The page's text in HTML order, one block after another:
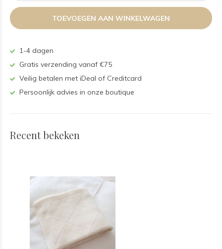
TOEVOEGEN AAN WINKELWAGEN
1-4 dagen
Gratis verzending vanaf €75
Veilig betalen met iDeal of Creditcard
Persoonlijk advies in onze boutique
Recent bekeken